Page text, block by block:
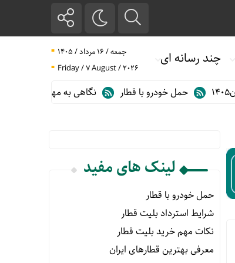
چند رسانه ای
جمعه / ۱۶ مرداد / ۱۴۰۵
Friday / 7 August / 2026
حمل خودرو با قطار نگاهی به مهم ترین آمارهای حمل و
لینک های مفید
حمل خودرو با قطار
شرایط استرداد بلیت قطار
نکات مهم خرید بلیت قطار
معرفی بهترین قطارهای ایران